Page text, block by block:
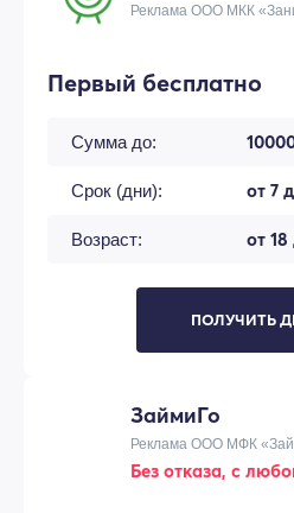
Реклама ООО МКК
Первый бесплатно
Сумма до:
Срок (дни): от 7
Возраст: от
ПОЛУЧИТЬ
ЗаймиГо
Реклама ООО МФК
Без отказа, с